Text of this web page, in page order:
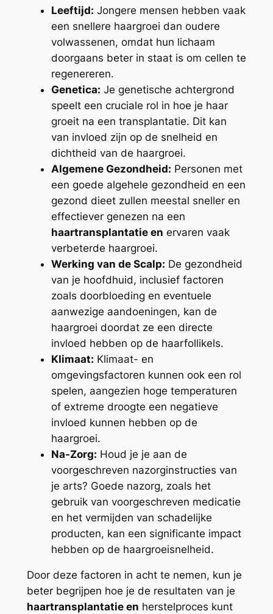
Leeftijd: Jongere mensen hebben vaak
een snellere haargroei dan oudere
volwassenen, omdat hun lichaam
doorgaans beter in staat is om cellen te
regenereren.
Genetica: Je genetische achtergrond
speelt een cruciale rol in hoe je haar
groeit na een transplantatie. Dit kan
van invloed zijn op de snelheid en
dichtheid van de haargroei.
Algemene Gezondheid: Personen met
een goede algehele gezondheid en een
gezond dieet zullen meestal sneller en
effectiever genezen na een
haartransplantatie en ervaren vaak
verbeterde haargroei.
Werking van de Scalp: De gezondheid
van je hoofdhuid, inclusief factoren
zoals doorbloeding en eventuele
aanwezige aandoeningen, kan de
haargroei doordat ze een directe
invloed hebben op de haarfollikels.
Klimaat: Klimaat- en
omgevingsfactoren kunnen ook een rol
spelen, aangezien hoge temperaturen
of extreme droogte een negatieve
invloed kunnen hebben op de
haargroei.
Na-Zorg: Houd je je aan de
voorgeschreven nazorginstructies van
je arts? Goede nazorg, zoals het
gebruik van voorgeschreven medicatie
en het vermijden van schadelijke
producten, kan een significante impact
hebben op de haargroeisnelheid.
Door deze factoren in acht te nemen, kun je
beter begrijpen hoe je de resultaten van je
haartransplantatie en herstelproces kunt